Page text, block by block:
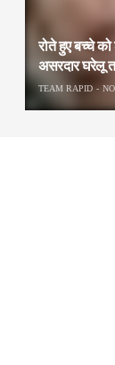
रोते हुए बच्चे
असरदार घरेलू
TEAM RAPID